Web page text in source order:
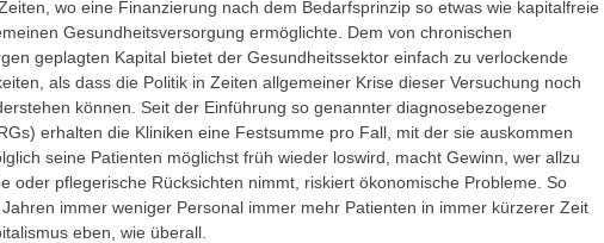
wo eine Finanzierung nach dem Bedarfsprinzip so etwas wie kapitalfreie
Gesundheitsversorgung ermöglichte. Dem von chronischen
geplagten Kapital bietet der Gesundheitssektor einfach zu verlockende
als dass die Politik in Zeiten allgemeiner Krise dieser Versuchung noch
können. Seit der Einführung so genannter diagnosebezogener
erhalten die Kliniken eine Festsumme pro Fall, mit der sie auskommen
seine Patienten möglichst früh wieder loswird, macht Gewinn, wer allzu
oder pflegerische Rücksichten nimmt, riskiert ökonomische Probleme. So
immer weniger Personal immer mehr Patienten in immer kürzerer Zeit
eben, wie überall.